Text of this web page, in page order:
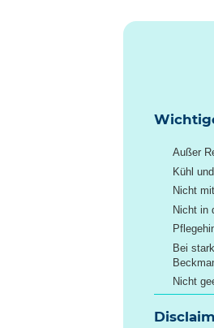
Außer
Kühl
Nicht
Nicht in
Bei
Nicht